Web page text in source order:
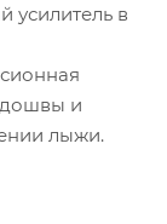
усилитель в
и
лыжи.